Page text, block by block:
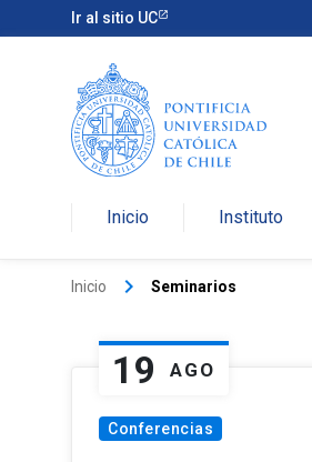
Ir al sitio UC
Inicio Instituto
Inicio keyboard_arrow_right Seminarios
19 AGO
Conferencias